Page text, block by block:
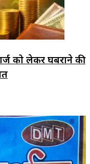
को लेकर घबराने की